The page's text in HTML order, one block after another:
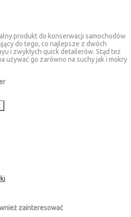
produkt do konserwacji samochodów
do tego, co najlepsze z dwóch
i zwykłych quick detailerów. Stąd też
używać go zarówno na suchy jak i mokry
zainteresować